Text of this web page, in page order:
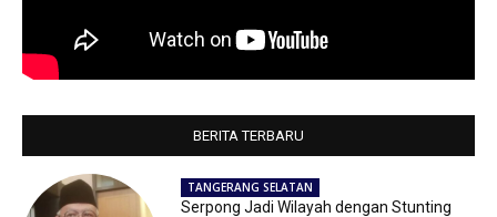
BERITA TERBARU
TANGERANG SELATAN
Serpong Jadi Wilayah dengan Stunting